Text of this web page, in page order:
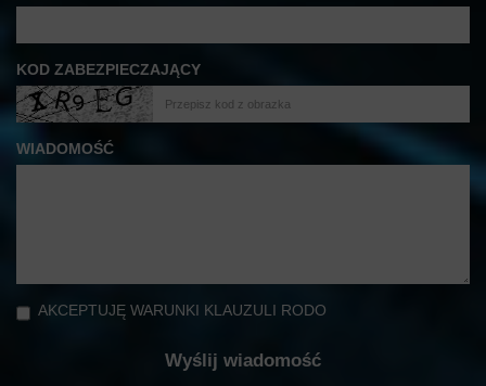
KOD ZABEZPIECZAJĄCY
WIADOMOŚĆ
AKCEPTUJĘ WARUNKI KLAUZULI RODO